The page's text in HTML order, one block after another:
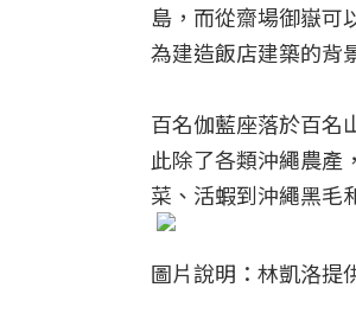
島，而從齋場御嶽可
為建造飯店建築的背
百名伽藍座落於百名
此除了各類沖繩農產
菜、活蝦到沖繩黑毛
圖片說明：林凱洛提